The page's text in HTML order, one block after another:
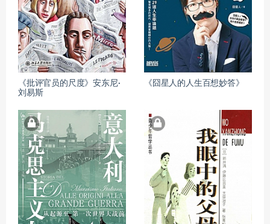
《批评官员的尺度》安东尼·
刘易斯
《囧星人的人生百想妙答》